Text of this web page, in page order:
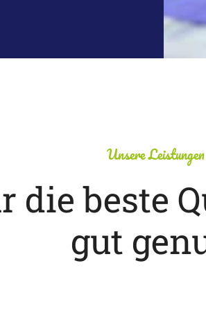
Unsere Leistungen
die beste
gut